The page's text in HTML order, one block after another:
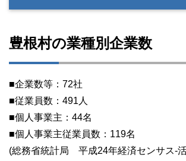
豊根村の業種別企業数
■企業数等：72社
■従業員数：491人
■個人事業主：44名
■個人事業主従業員数：119名
(総務省統計局 平成24年経済センサス-